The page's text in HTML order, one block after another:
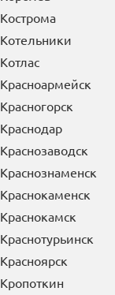
Кострома
Котельники
Котлас
Красноармейск
Красногорск
Краснодар
Краснозаводск
Краснознаменск
Краснокаменск
Краснокамск
Краснотурьинск
Красноярск
Кропоткин